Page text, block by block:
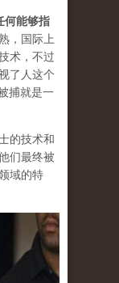
何能够指
，国际上
术，不过
了人这个
捕就是一
的技术和
们最终被
域的特